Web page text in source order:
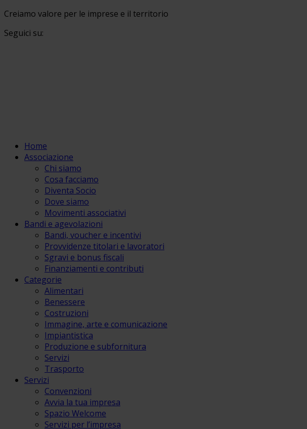
Creiamo valore per le imprese e il territorio
Seguici su:
Home
Associazione
Chi siamo
Cosa facciamo
Diventa Socio
Dove siamo
Movimenti associativi
Bandi e agevolazioni
Bandi, voucher e incentivi
Provvidenze titolari e lavoratori
Sgravi e bonus fiscali
Finanziamenti e contributi
Categorie
Alimentari
Benessere
Costruzioni
Immagine, arte e comunicazione
Impiantistica
Produzione e subfornitura
Servizi
Trasporto
Servizi
Convenzioni
Avvia la tua impresa
Spazio Welcome
Servizi per l’impresa